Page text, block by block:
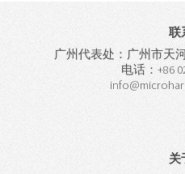
联
广州代表处：广州市天
电话：+86
关